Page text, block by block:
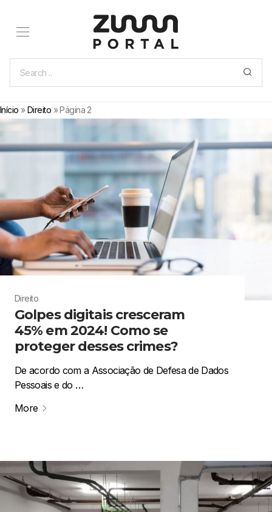
Início »Direito »Página 2
Direito
Golpes digitais cresceram
45% em 2024! Como se
proteger desses crimes?
De acordo com a Associação de Defesa de Dados
Pessoais e do …
More